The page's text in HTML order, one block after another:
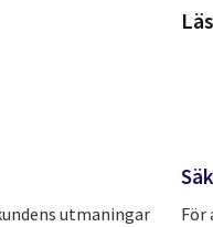
utmaningar
För